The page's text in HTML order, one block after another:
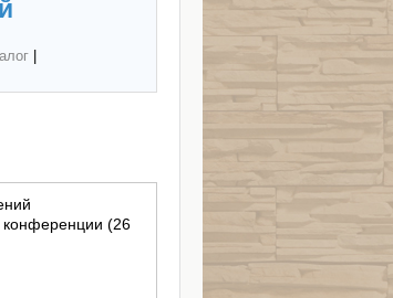
|
конференции (26